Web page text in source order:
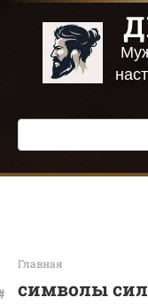
Перейти
контенту
Поиск:
Главная
символы